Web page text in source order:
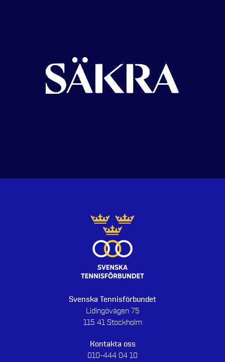
Svenska Tennisförbundet
Lidingövägen 75
115 41 Stockholm
Kontakta oss
010-444 04 10